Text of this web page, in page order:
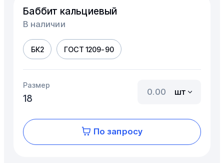
Баббит кальциевый
В наличии
БК2 ГОСТ 1209-90
Размер
18
шт
По запросу